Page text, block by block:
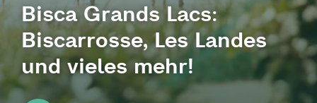
Bisca Grands Lacs:
Biscarrosse, Les Landes
und vieles mehr!